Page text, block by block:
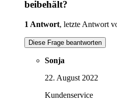
beibehält?
1 Antwort, letzte Antwort
Diese Frage beantworten
Sonja
22. August 2022
Kundenservice